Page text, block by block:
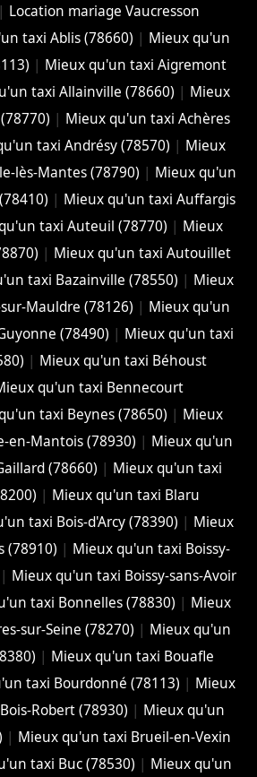
| Location mariage Vaucresson
taxi Ablis (78660) | Mieux qu'un
| Mieux qu'un taxi Aigremont
taxi Allainville (78660) | Mieux
| Mieux qu'un taxi Achères
taxi Andrésy (78570) | Mieux
lès-Mantes (78790) | Mieux qu'un
| Mieux qu'un taxi Auffargis
taxi Auteuil (78770) | Mieux
| Mieux qu'un taxi Autouillet
taxi Bazainville (78550) | Mieux
Mauldre (78126) | Mieux qu'un
(78490) | Mieux qu'un taxi
| Mieux qu'un taxi Béhoust
qu'un taxi Bennecourt
taxi Beynes (78650) | Mieux
en-Mantois (78930) | Mieux qu'un
(78660) | Mieux qu'un taxi
| Mieux qu'un taxi Blaru
taxi Bois-d'Arcy (78390) | Mieux
(78910) | Mieux qu'un taxi Boissy-
| Mieux qu'un taxi Boissy-sans-Avoir
taxi Bonnelles (78830) | Mieux
sur-Seine (78270) | Mieux qu'un
| Mieux qu'un taxi Bouafle
taxi Bourdonné (78113) | Mieux
Robert (78930) | Mieux qu'un
| Mieux qu'un taxi Brueil-en-Vexin
taxi Buc (78530) | Mieux qu'un